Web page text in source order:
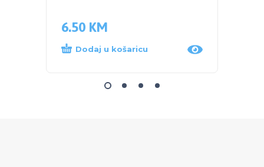
6.50 KM
Dodaj u košaricu